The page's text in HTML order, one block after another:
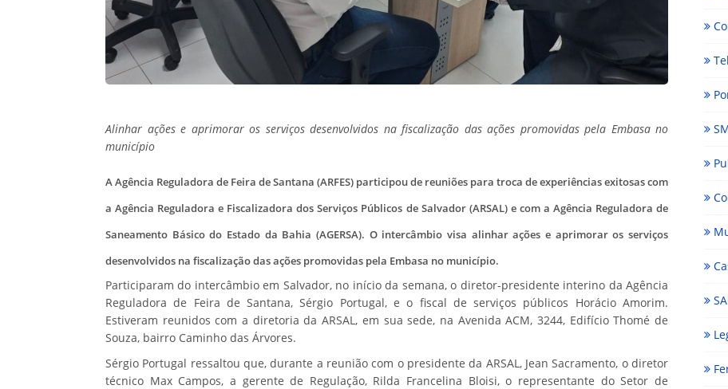
Alinhar ações e aprimorar os serviços desenvolvidos na fiscalização das ações promovidas pela Embasa no
município
A Agência Reguladora de Feira de Santana (ARFES) participou de reuniões para troca de experiências exitosas com
a Agência Reguladora e Fiscalizadora dos Serviços Públicos de Salvador (ARSAL) e com a Agência Reguladora de
Saneamento Básico do Estado da Bahia (AGERSA). O intercâmbio visa alinhar ações e aprimorar os serviços
desenvolvidos na fiscalização das ações promovidas pela Embasa no município.
Participaram do intercâmbio em Salvador, no início da semana, o diretor-presidente interino da Agência
Reguladora de Feira de Santana, Sérgio Portugal, e o fiscal de serviços públicos Horácio Amorim.
Estiveram reunidos com a diretoria da ARSAL, em sua sede, na Avenida ACM, 3244, Edifício Thomé de
Souza, bairro Caminho das Árvores.
Sérgio Portugal ressaltou que, durante a reunião com o presidente da ARSAL, Jean Sacramento, o diretor
técnico Max Campos, a gerente de Regulação, Rilda Francelina Bloisi, o representante do Setor de